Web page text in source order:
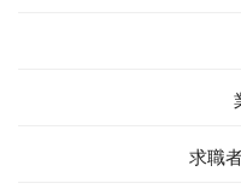
求職